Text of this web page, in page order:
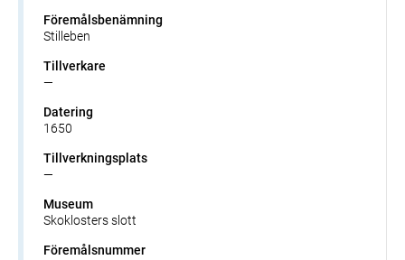
Föremålsbenämning
Stilleben
Tillverkare
—
Datering
1650
Tillverkningsplats
—
Museum
Skoklosters slott
Föremålsnummer